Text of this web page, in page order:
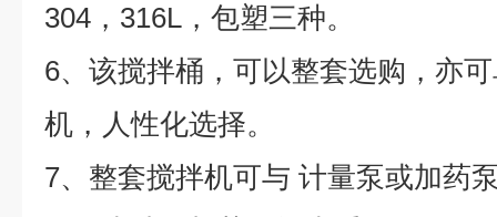
304，316L，包塑三种。
6、该搅拌桶，可以整套选购，亦
机，人性化选择。
7、整套搅拌机可与 计量泵或加药